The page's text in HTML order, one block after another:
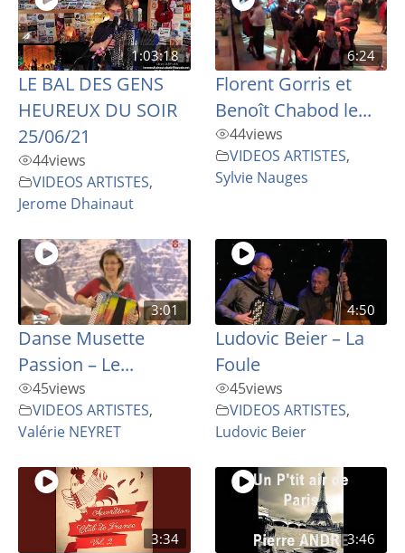
1:03:18
LE BAL DES GENS
HEUREUX DU SOIR
25/06/21
44views
VIDEOS ARTISTES,
Jerome Dhainaut
6:24
Florent Gorris et
Benoît Chabod le...
44views
VIDEOS ARTISTES,
Sylvie Nauges
3:01
Danse Musette
Passion – Le...
45views
VIDEOS ARTISTES,
Valérie NEYRET
4:50
Ludovic Beier – La
Foule
45views
VIDEOS ARTISTES,
Ludovic Beier
3:34 3:46